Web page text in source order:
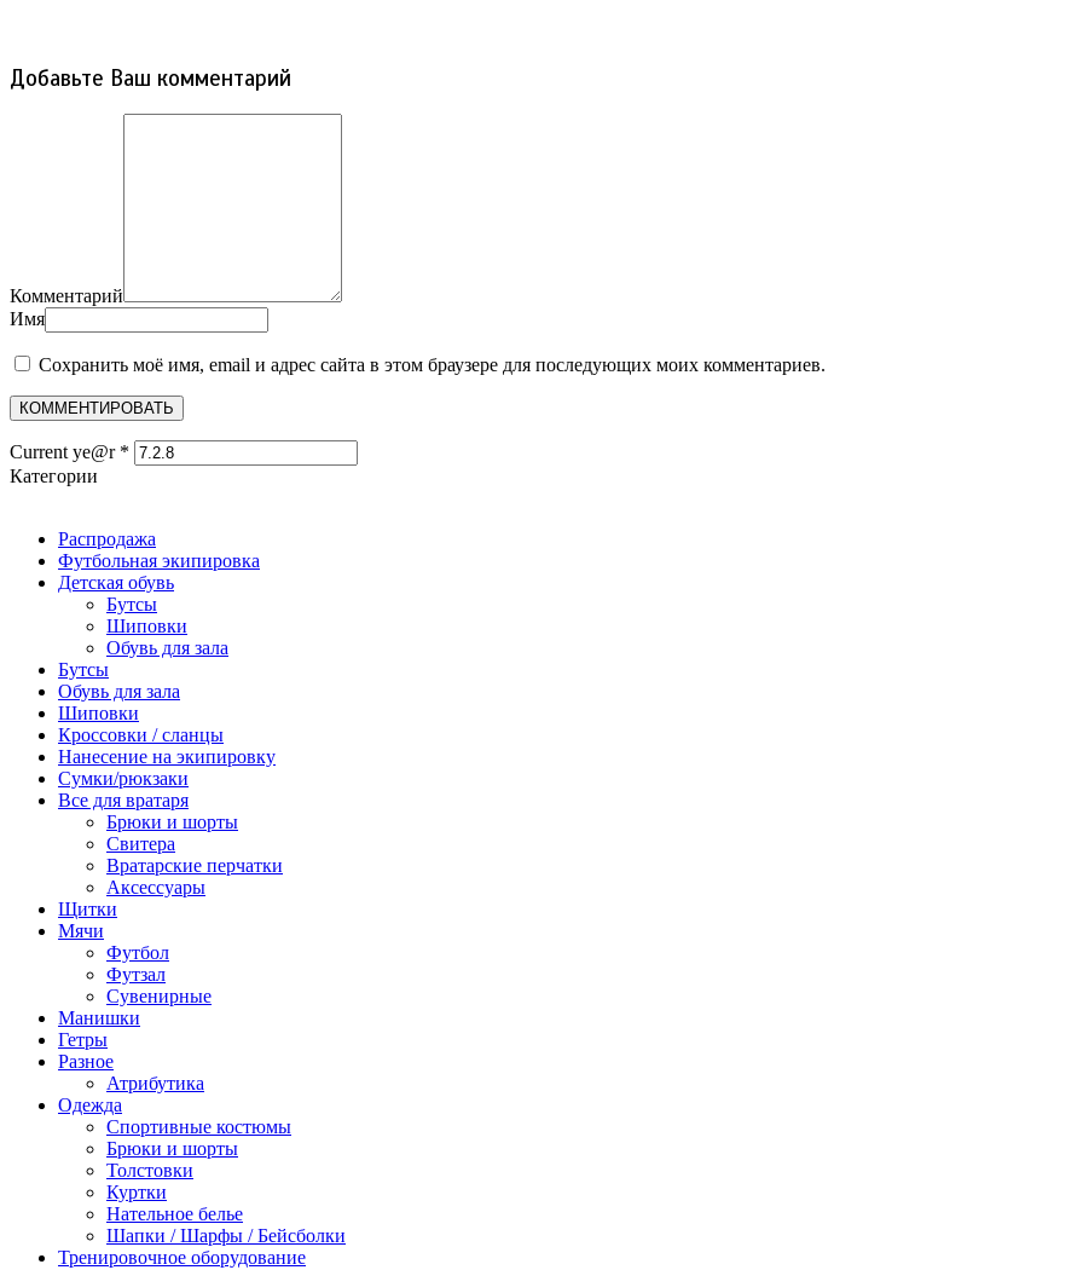
Добавьте Ваш комментарий
Комментарий
Имя
Сохранить моё имя, email и адрес сайта в этом браузере для последующих моих комментариев.
Current ye@r *
Категории
Распродажа
Футбольная экипировка
Детская обувь
Бутсы
Шиповки
Обувь для зала
Бутсы
Обувь для зала
Шиповки
Кроссовки / сланцы
Нанесение на экипировку
Сумки/рюкзаки
Все для вратаря
Брюки и шорты
Cвитера
Вратарские перчатки
Аксессуары
Щитки
Мячи
Футбол
Футзал
Сувенирные
Манишки
Гетры
Разное
Атрибутика
Одежда
Спортивные костюмы
Брюки и шорты
Толстовки
Куртки
Нательное белье
Шапки / Шарфы / Бейсболки
Тренировочное оборудование